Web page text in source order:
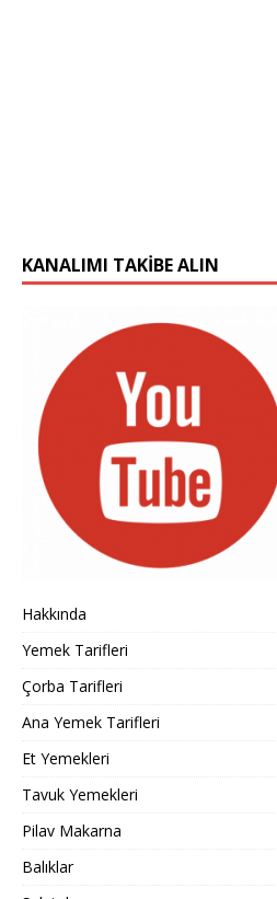
KANALIMI TAKIBE ALIN
Hakkında
Yemek Tarifleri
Çorba Tarifleri
Ana Yemek Tarifleri
Et Yemekleri
Tavuk Yemekleri
Pilav Makarna
Balıklar